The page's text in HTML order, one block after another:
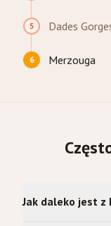
5 Dades
6 Merzouga
Jak daleko jest z